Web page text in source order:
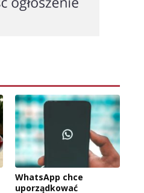
WhatsApp chce
uporządkować